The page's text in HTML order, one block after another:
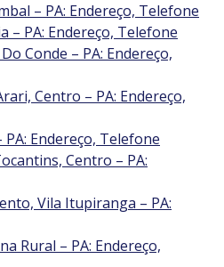
– PA: Endereço, Telefone
– PA: Endereço, Telefone
Conde – PA: Endereço,
Centro – PA: Endereço,
Endereço, Telefone
Centro – PA:
Vila Itupiranga – PA:
Rural – PA: Endereço,